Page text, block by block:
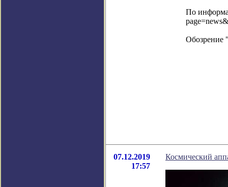
По
Обозрение
07.12.2019
17:57
Космический